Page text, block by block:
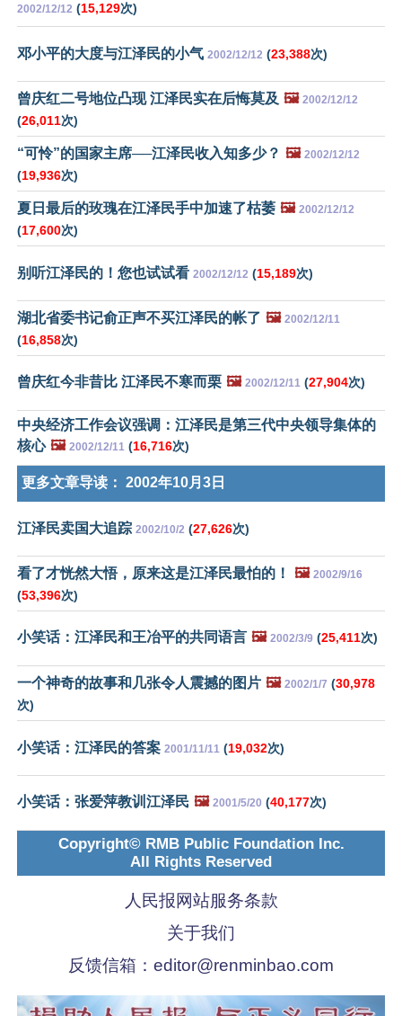
2002/12/12 (15,129次)
邓小平的大度与江泽民的小气 2002/12/12 (23,388次)
曾庆红二号地位凸现 江泽民实在后悔莫及 🖼️ 2002/12/12
(26,011次)
“可怜”的国家主席──江泽民收入知多少？ 🖼️ 2002/12/12
(19,936次)
夏日最后的玫瑰在江泽民手中加速了枯萎 🖼️ 2002/12/12
(17,600次)
别听江泽民的！您也试试看 2002/12/12 (15,189次)
湖北省委书记俞正声不买江泽民的帐了 🖼️ 2002/12/11
(16,858次)
曾庆红今非昔比 江泽民不寒而栗 🖼️ 2002/12/11 (27,904次)
中央经济工作会议强调：江泽民是第三代中央领导集体的
核心 🖼️ 2002/12/11 (16,716次)
更多文章导读： 2002年10月3日
江泽民卖国大追踪 2002/10/2 (27,626次)
看了才恍然大悟，原来这是江泽民最怕的！ 🖼️ 2002/9/16
(53,396次)
小笑话：江泽民和王冶平的共同语言 🖼️ 2002/3/9 (25,411次)
一个神奇的故事和几张令人震撼的图片 🖼️ 2002/1/7 (30,978
次)
小笑话：江泽民的答案 2001/11/11 (19,032次)
小笑话：张爱萍教训江泽民 🖼️ 2001/5/20 (40,177次)
Copyright© RMB Public Foundation Inc.
All Rights Reserved
人民报网站服务条款
关于我们
反馈信箱： editor@renminbao.com